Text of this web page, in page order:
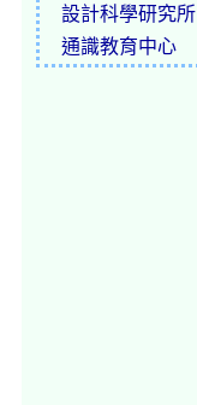
設計科學研究所
通識教育中心